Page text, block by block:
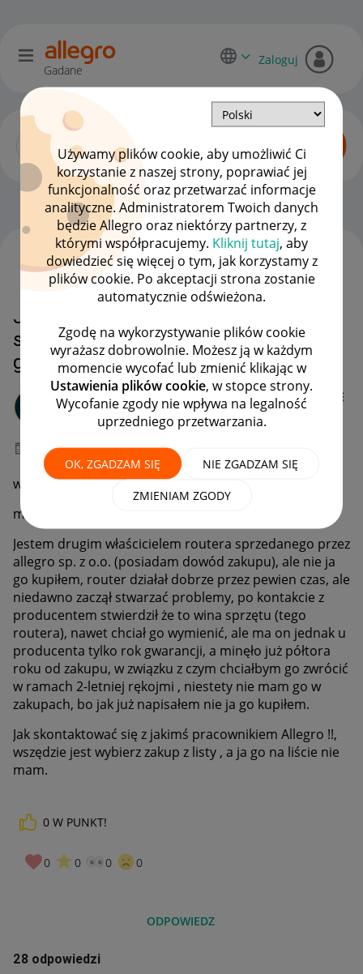
Używamy plików cookie, aby umożliwić Ci
korzystanie z naszej strony, poprawiać jej
funkcjonalność oraz przetwarzać informacje
analityczne. Administratorem Twoich danych
będzie Allegro oraz niektórzy partnerzy, z
którymi współpracujemy. Kliknij tutaj, aby
dowiedzieć się więcej o tym, jak korzystamy z
plików cookie. Po akceptacji strona zostanie
automatycznie odświeżona.
Zgodę na wykorzystywanie plików cookie
wyrażasz dobrowolnie. Możesz ją w każdym
momencie wycofać lub zmienić klikając w
Ustawienia plików cookie, w stopce strony.
Wycofanie zgody nie wpływa na legalność
uprzedniego przetwarzania.
OK, ZGADZAM SIĘ NIE ZGADZAM SIĘ
ZMIENIAM ZGODY
Gadane
Zaloguj
Dyskusje kupujących OPCJE
Jak zareklamować produkt
sprzedany przez Allegro, gdy kupił
go ktoś inny
limply
#7 Wielbiciel
‎03-06-2026 14:33
witam,
mój przypadek....
Jestem drugim właścicielem routera sprzedanego przez
allegro sp. z o.o. (posiadam dowód zakupu), ale nie ja
go kupiłem, router działał dobrze przez pewien czas, ale
niedawno zaczął stwarzać problemy, po kontakcie z
producentem stwierdził że to wina sprzętu (tego
routera), nawet chciał go wymienić, ale ma on jednak u
producenta tylko rok gwarancji, a minęło już półtora
roku od zakupu, w związku z czym chciałbym go zwrócić
w ramach 2-letniej rękojmi , niestety nie mam go w
zakupach, bo jak już napisałem nie ja go kupiłem.
Jak skontaktować się z jakimś pracownikiem Allegro !!,
wszędzie jest wybierz zakup z listy , a ja go na liście nie
mam.
0 W PUNKT!
0 0 0 0
ODPOWIEDZ
WSZYSTKIE TEMATY
28 odpowiedzi